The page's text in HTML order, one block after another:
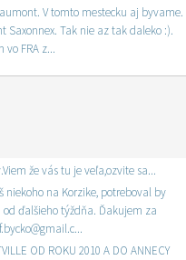
V tomto mestecku aj byvame.
Saxonnex. Tak nie az tak daleko :).
FRA z...
že vás tu je veľa,ozvite sa...
niekoho na Korzike, potreboval by
ďalšieho týždňa. Ďakujem za
OD ROKU 2010 A DO ANNECY